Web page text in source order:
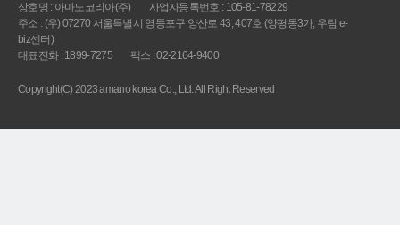
상호명 : 아마노코리아(주)
사업자등록번호 : 105-81-78229
주소 : (우) 07270 서울특별시 영등포구 양산로 43, 407호 (양평동3가, 우림 e-
biz센터)
대표전화 : 1899-7275
팩스 : 02-2164-9400
Copyright(C) 2023 amano korea Co., Ltd. All Right Reserved